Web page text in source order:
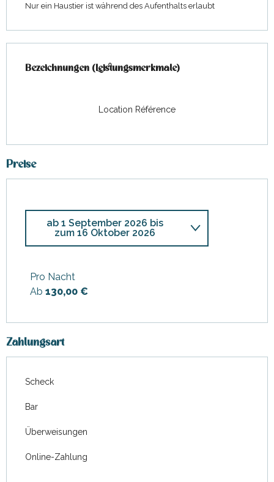
Nur ein Haustier ist während des Aufenthalts erlaubt
Bezeichnungen (Leistungsmerkmale)
Bezeichnungen (Leistungsmerkmale)
Location Référence
Preise
ab26 Mai 2026
ab1 September 2026 bis
zum16 Oktober 2026
Pro Nacht
Ab 130,00 €
Zahlungsart
Scheck
Bar
Überweisungen
Online-Zahlung